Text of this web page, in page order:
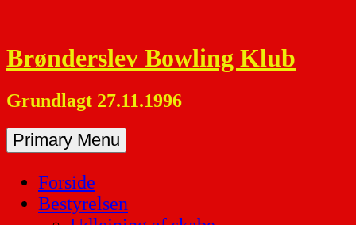
content
Brønderslev Bowling Klub
Grundlagt 27.11.1996
Primary Menu
Forside
Bestyrelsen